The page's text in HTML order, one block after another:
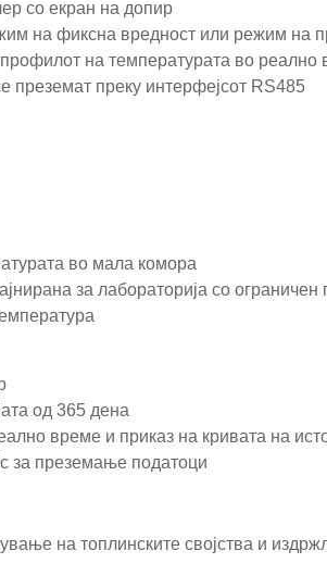
со екран на допир
на фиксна вредност или режим на
на температурата во реално
преземат преку интерфејсот RS485
во мала комора
за лабораторија со ограничен
од 365 дена
време и приказ на кривата на
за преземање податоци
на топлинските својства и